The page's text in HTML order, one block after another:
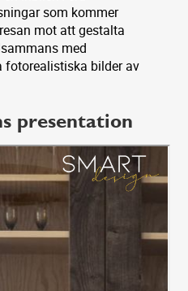
som kommer
mot att gestalta
med
fotorealistiska bilder av
presentation